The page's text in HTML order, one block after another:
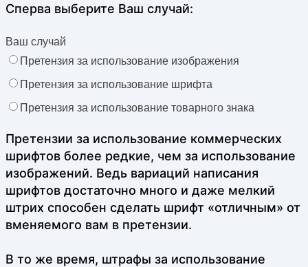
Сперва выберите Ваш случай:
Ваш случай
Претензия за использование изображения
Претензия за использование шрифта
Претензия за использование товарного знака
Претензии за использование коммерческих
шрифтов более редкие, чем за использование
изображений. Ведь вариаций написания
шрифтов достаточно много и даже мелкий
штрих способен сделать шрифт «отличным» от
вменяемого вам в претензии.
В то же время, штрафы за использование